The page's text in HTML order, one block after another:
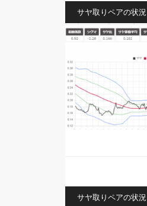
サヤ取りペアの状況
サヤ取りペアの状況